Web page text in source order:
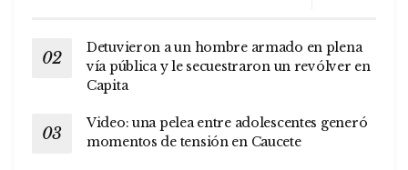
Detuvieron a un hombre armado en plena
vía pública y le secuestraron un revólver en
Capita
Video: una pelea entre adolescentes generó
momentos de tensión en Caucete